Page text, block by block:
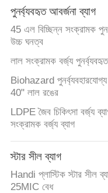
সাইট
ম্যাপ
PRIVACY
POLICY
পুনর্ব্যবহৃত আবর্জনা ব্যাগ
45 এল বিচ্ছিন্ন সংক্রামক
উচ্চ ঘনত্ব
লাল সংক্রামক বর্জ্য
Biohazard
40" লাল রঙের
LDPE জৈব চিকিৎসা বর্জ্য
সংক্রামক বর্জ্য ব্যাগ
স্টার সীল ব্যাগ
Handi প্লাস্টিক স্টার সীল
25MIC বেধ